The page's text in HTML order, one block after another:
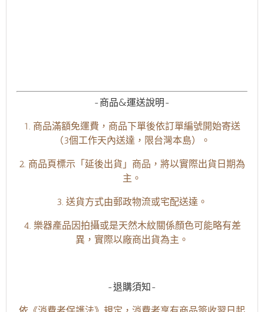
-商品&運送說明-
1. 商品滿額免運費，商品下單後依訂單編號開始寄送
（3個工作天內送達，限台灣本島）。
2. 商品頁標示「延後出貨」商品，將以實際出貨日期為
主。
3. 送貨方式由郵政物流或宅配送達。
4. 樂器產品因拍攝或是天然木紋關係顏色可能略有差
異，實際以廠商出貨為主。
-退購須知-